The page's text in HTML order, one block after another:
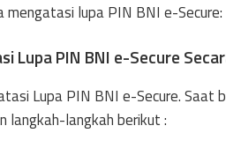
mengatasi lupa PIN BNI e-Secure:
Lupa PIN BNI e-Secure
Lupa PIN BNI e-Secure. Saat
langkah-langkah berikut :